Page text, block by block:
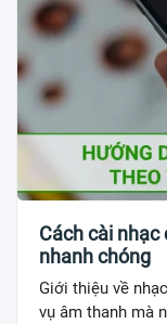
Cách cài nhạc
nhanh chóng
Giới thiệu về
vụ âm thanh mà